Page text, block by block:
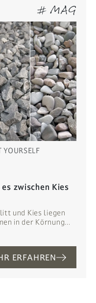
# MAG
zwischen Kies
und Kies liegen
in der Körnung...
ERFAHREN